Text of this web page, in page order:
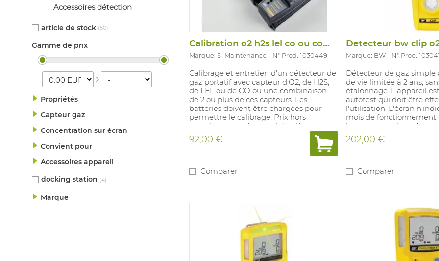
Accessoires détection
article de stock (50)
Gamme de prix
Propriétés
Capteur gaz
Concentration sur écran
Convient pour
Accessoires appareil
docking station (4)
Marque
Calibration o2 h2s lel co ou combinaison
Marque: S_Maintenance N° Prod. 1030449
Calibrage et entretien d'un détecteur de
gaz portatif avec capteur d'O2, de H2S,
de LEL ou de CO ou une combinaison
de 2 ou plus de ces capteurs. Les
batteries doivent être chargées pour
permettre le calibrage. Prix hors
remplacement éventuel de pièces.
92,00 €
Comparer
Detecteur bw clip
Marque: BW N° Prod.
Détecteur de gaz simple
de vie limitée à 2 ans,
étalonnage. L'appareil
autotest qui doit être
l'utilisation. L'écran
mois de fonctionnement
les concentrations.
capteur O2 avec alarmes à
Vol. (min. 18% et 25% Vol.)
homologué Atex.
202,00 €
Comparer